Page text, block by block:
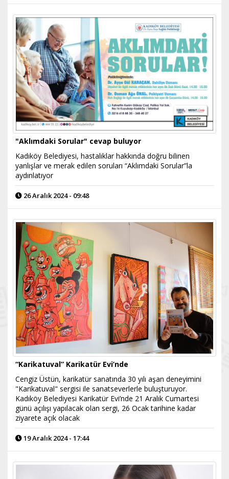
"Aklımdaki Sorular" cevap buluyor
Kadıköy Belediyesi, hastalıklar hakkında doğru bilinen
yanlışlar ve merak edilen soruları “Aklımdaki Sorular”la
aydınlatıyor
26 Aralık 2024 - 09:48
“Karikatuval” Karikatür Evi’nde
Cengiz Üstün, karikatür sanatında 30 yılı aşan deneyimini
"Karikatuval" sergisi ile sanatseverlerle buluşturuyor.
Kadıköy Belediyesi Karikatür Evi’nde 21 Aralık Cumartesi
günü açılışı yapılacak olan sergi, 26 Ocak tarihine kadar
ziyarete açık olacak
19 Aralık 2024 - 17:44